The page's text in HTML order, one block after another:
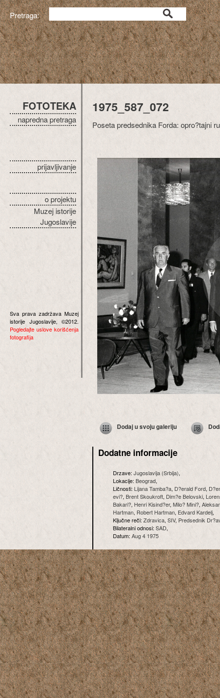
Pretraga:
FOTOTEKA
napredna pretraga
prijavljivanje
o projektu
Muzej istorije
Jugoslavije
Sva prava zadržava Muzej
istorije Jugoslavije, ©2012.
Pogledajte uslove korišćenja
fotografija
1975_587_072
Poseta predsednika Forda: opro?tajni
Dodaj u svoju galeriju
Dodatne informacije
Drzave:Jugoslavija (Srbija),
Lokacije:Beograd,
Ličnosti:Lijana Tamba?a, D?erald Ford,
evi?, Brent Skoukroft, Dim?e Belovski,
Bakari?, Henri Kisind?er, Milo? Mini?,
Hartman, Robert Hartman, Edvard Kardelj,
Ključne reči:Zdravica, SIV, Predsednik
Bilateralni odnosi:SAD,
Datum:Aug 4 1975